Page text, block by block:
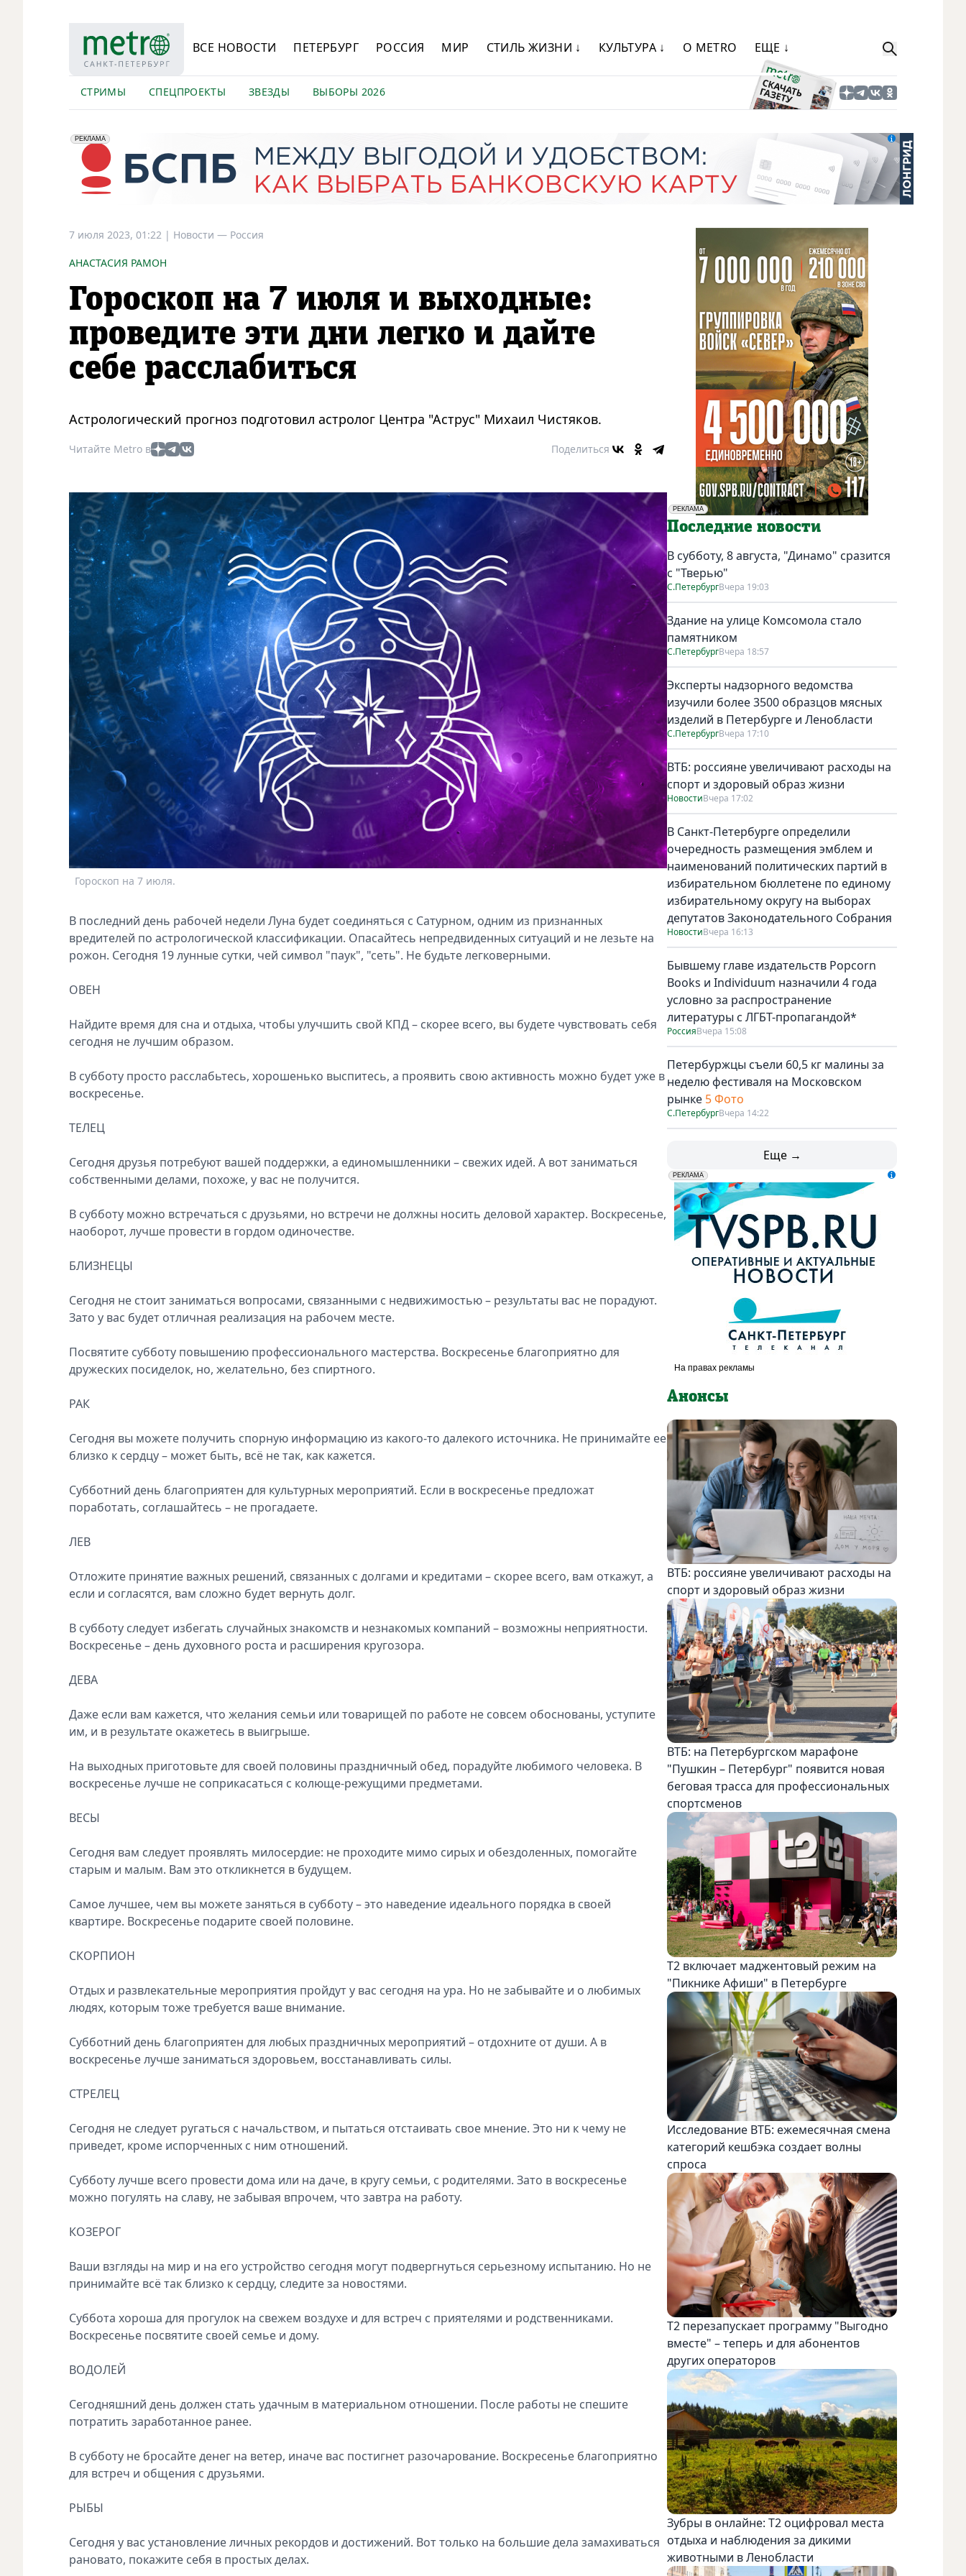
ВСЕ НОВОСТИ ПЕТЕРБУРГ РОССИЯ МИР СТИЛЬ ЖИЗНИ ↓ КУЛЬТУРА ↓ О METRO ЕЩЕ ↓
СТРИМЫ СПЕЦПРОЕКТЫ ЗВЕЗДЫ ВЫБОРЫ 2026
erid: 2VfnxyFybV5
РЕКЛАМА
ПАО "Банк "Санкт-Петербург", ИНН: 7831000027
7 июля 2023, 01:22 | Новости — Россия
АНАСТАСИЯ РАМОН
Гороскоп на 7 июля и выходные:
проведите эти дни легко и дайте
себе расслабиться
Астрологический прогноз подготовил астролог Центра "Аструс" Михаил Чистяков.
Читайте Metro в Поделиться
Гороскоп на 7 июля.
В последний день рабочей недели Луна будет соединяться с Сатурном, одним из признанных
вредителей по астрологической классификации. Опасайтесь непредвиденных ситуаций и не лезьте на
рожон. Сегодня 19 лунные сутки, чей символ "паук", "сеть". Не будьте легковерными.
ОВЕН
Найдите время для сна и отдыха, чтобы улучшить свой КПД – скорее всего, вы будете чувствовать себя
сегодня не лучшим образом.
В субботу просто расслабьтесь, хорошенько выспитесь, а проявить свою активность можно будет уже в
воскресенье.
ТЕЛЕЦ
Сегодня друзья потребуют вашей поддержки, а единомышленники – свежих идей. А вот заниматься
собственными делами, похоже, у вас не получится.
В субботу можно встречаться с друзьями, но встречи не должны носить деловой характер. Воскресенье,
наоборот, лучше провести в гордом одиночестве.
БЛИЗНЕЦЫ
Сегодня не стоит заниматься вопросами, связанными с недвижимостью – результаты вас не порадуют.
Зато у вас будет отличная реализация на рабочем месте.
Посвятите субботу повышению профессионального мастерства. Воскресенье благоприятно для
дружеских посиделок, но, желательно, без спиртного.
РАК
Сегодня вы можете получить спорную информацию из какого-то далекого источника. Не принимайте ее
близко к сердцу – может быть, всё не так, как кажется.
Субботний день благоприятен для культурных мероприятий. Если в воскресенье предложат
поработать, соглашайтесь – не прогадаете.
ЛЕВ
Отложите принятие важных решений, связанных с долгами и кредитами – скорее всего, вам откажут, а
если и согласятся, вам сложно будет вернуть долг.
В субботу следует избегать случайных знакомств и незнакомых компаний – возможны неприятности.
Воскресенье – день духовного роста и расширения кругозора.
ДЕВА
Даже если вам кажется, что желания семьи или товарищей по работе не совсем обоснованы, уступите
им, и в результате окажетесь в выигрыше.
На выходных приготовьте для своей половины праздничный обед, порадуйте любимого человека. В
воскресенье лучше не соприкасаться с колюще-режущими предметами.
ВЕСЫ
Сегодня вам следует проявлять милосердие: не проходите мимо сирых и обездоленных, помогайте
старым и малым. Вам это откликнется в будущем.
Самое лучшее, чем вы можете заняться в субботу – это наведение идеального порядка в своей
квартире. Воскресенье подарите своей половине.
СКОРПИОН
Отдых и развлекательные мероприятия пройдут у вас сегодня на ура. Но не забывайте и о любимых
людях, которым тоже требуется ваше внимание.
Субботний день благоприятен для любых праздничных мероприятий – отдохните от души. А в
воскресенье лучше заниматься здоровьем, восстанавливать силы.
СТРЕЛЕЦ
Сегодня не следует ругаться с начальством, и пытаться отстаивать свое мнение. Это ни к чему не
приведет, кроме испорченных с ним отношений.
Субботу лучше всего провести дома или на даче, в кругу семьи, с родителями. Зато в воскресенье
можно погулять на славу, не забывая впрочем, что завтра на работу.
КОЗЕРОГ
Ваши взгляды на мир и на его устройство сегодня могут подвергнуться серьезному испытанию. Но не
принимайте всё так близко к сердцу, следите за новостями.
Суббота хороша для прогулок на свежем воздухе и для встреч с приятелями и родственниками.
Воскресенье посвятите своей семье и дому.
ВОДОЛЕЙ
Сегодняшний день должен стать удачным в материальном отношении. После работы не спешите
потратить заработанное ранее.
В субботу не бросайте денег на ветер, иначе вас постигнет разочарование. Воскресенье благоприятно
для встреч и общения с друзьями.
РЫБЫ
Сегодня у вас установление личных рекордов и достижений. Вот только на большие дела замахиваться
рановато, покажите себя в простых делах.
РЕКЛАМА
Социальная реклама
Последние новости
В субботу, 8 августа, "Динамо" сразится
с "Тверью"
С.ПетербургВчера 19:03
Здание на улице Комсомола стало
памятником
С.ПетербургВчера 18:57
Эксперты надзорного ведомства
изучили более 3500 образцов мясных
изделий в Петербурге и Ленобласти
С.ПетербургВчера 17:10
ВТБ: россияне увеличивают расходы на
спорт и здоровый образ жизни
НовостиВчера 17:02
В Санкт-Петербурге определили
очередность размещения эмблем и
наименований политических партий в
избирательном бюллетене по единому
избирательному округу на выборах
депутатов Законодательного Собрания
НовостиВчера 16:13
Бывшему главе издательств Popcorn
Books и Individuum назначили 4 года
условно за распространение
литературы с ЛГБТ-пропагандой*
РоссияВчера 15:08
Петербуржцы съели 60,5 кг малины за
неделю фестиваля на Московском
рынке 5 Фото
С.ПетербургВчера 14:22
Еще →
erid: LdtCK5udn
РЕКЛАМА
АО "ГАТР", ИНН: 7841320717
Анонсы
ВТБ: россияне увеличивают расходы на
спорт и здоровый образ жизни
ВТБ: на Петербургском марафоне
"Пушкин – Петербург" появится новая
беговая трасса для профессиональных
спортсменов
Т2 включает маджентовый режим на
"Пикнике Афиши" в Петербурге
Исследование ВТБ: ежемесячная смена
категорий кешбэка создает волны
спроса
Т2 перезапускает программу "Выгодно
вместе" – теперь и для абонентов
других операторов
Зубры в онлайне: Т2 оцифровал места
отдыха и наблюдения за дикими
животными в Ленобласти